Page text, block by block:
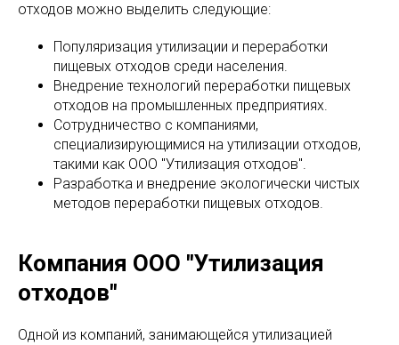
отходов можно выделить следующие:
Популяризация утилизации и переработки
пищевых отходов среди населения.
Внедрение технологий переработки пищевых
отходов на промышленных предприятиях.
Сотрудничество с компаниями,
специализирующимися на утилизации отходов,
такими как ООО "Утилизация отходов".
Разработка и внедрение экологически чистых
методов переработки пищевых отходов.
Компания ООО "Утилизация
отходов"
Одной из компаний, занимающейся утилизацией